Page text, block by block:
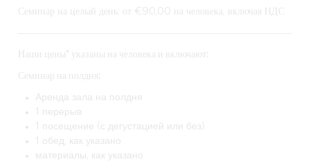
Семинар на целый день: от €90,00 на человека, включая НДС
Наши цены* указаны на человека и включают:
Семинар на полдня:
Аренда зала на полдня
1 перерыв
1 посещение (с дегустацией или без)
1 обед, как указано
материалы, как указано